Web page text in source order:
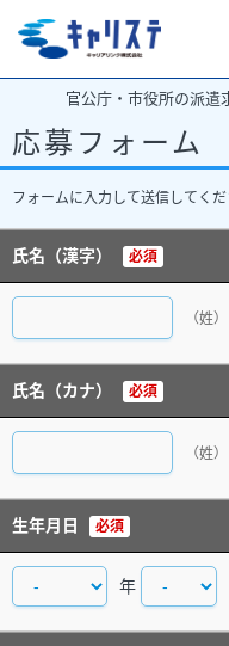
官公庁・市役所の派遣
応募フォーム
フォームに入力して送信してくだ
氏名（漢字） 必須
（姓）
氏名（カナ） 必須
（姓）
生年月日 必須
年